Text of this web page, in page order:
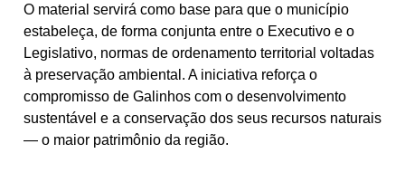
O material servirá como base para que o município
estabeleça, de forma conjunta entre o Executivo e o
Legislativo, normas de ordenamento territorial voltadas
à preservação ambiental. A iniciativa reforça o
compromisso de Galinhos com o desenvolvimento
sustentável e a conservação dos seus recursos naturais
— o maior patrimônio da região.